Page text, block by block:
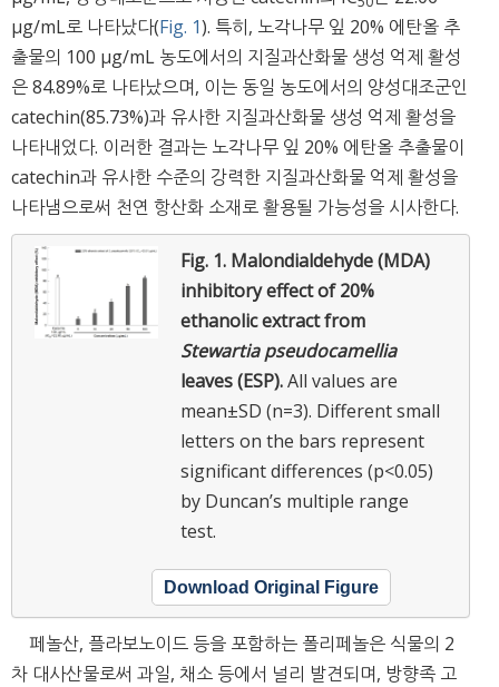
μg/mL로 나타났다(Fig. 1). 특히, 노각나무 잎 20% 에탄올 추
출물의 100 μg/mL 농도에서의 지질과산화물 생성 억제 활성
은 84.89%로 나타났으며, 이는 동일 농도에서의 양성대조군인
catechin(85.73%)과 유사한 지질과산화물 생성 억제 활성을
나타내었다. 이러한 결과는 노각나무 잎 20% 에탄올 추출물이
catechin과 유사한 수준의 강력한 지질과산화물 억제 활성을
나타냄으로써 천연 항산화 소재로 활용될 가능성을 시사한다.
Fig. 1. Malondialdehyde (MDA)
inhibitory effect of 20%
ethanolic extract from
Stewartia pseudocamellia
leaves (ESP).All values are
mean±SD (n=3). Different small
letters on the bars represent
significant differences (p<0.05)
by Duncan’s multiple range
test.
Download Original Figure
페놀산, 플라보노이드 등을 포함하는 폴리페놀은 식물의 2
차 대사산물로써 과일, 채소 등에서 널리 발견되며, 방향족 고